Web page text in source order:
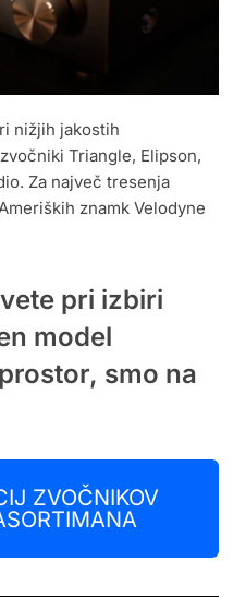
nižjih jakostih
Triangle, Elipson,
Za največ tresenja
znamk Velodyne
pri izbiri
model
smo na
ZVOČNIKOV